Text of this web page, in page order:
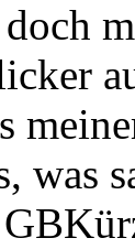
was